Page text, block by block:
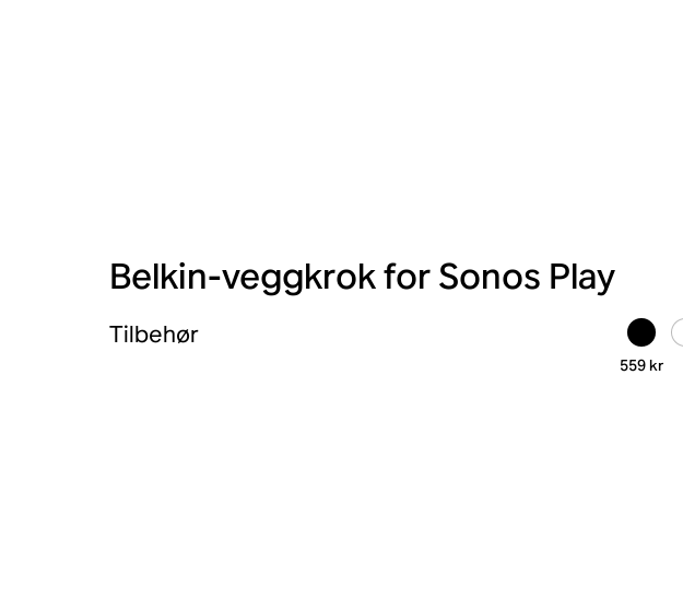
Belkin-veggkrok for Sonos Play
Tilbehør
559 kr